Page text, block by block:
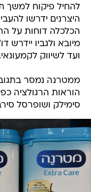
להחיל פיקוח למשך
היצרנים ידרשו
הכלכלה דוחות על
מיובא ולגביו יידרש
ועד לשיווק
ממטרנה נמסר
הוראות הרגולציה
סימילק ושופרסל